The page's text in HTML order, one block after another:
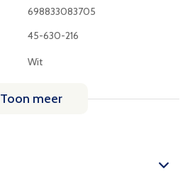
698833083705
45-630-216
Wit
Toon meer